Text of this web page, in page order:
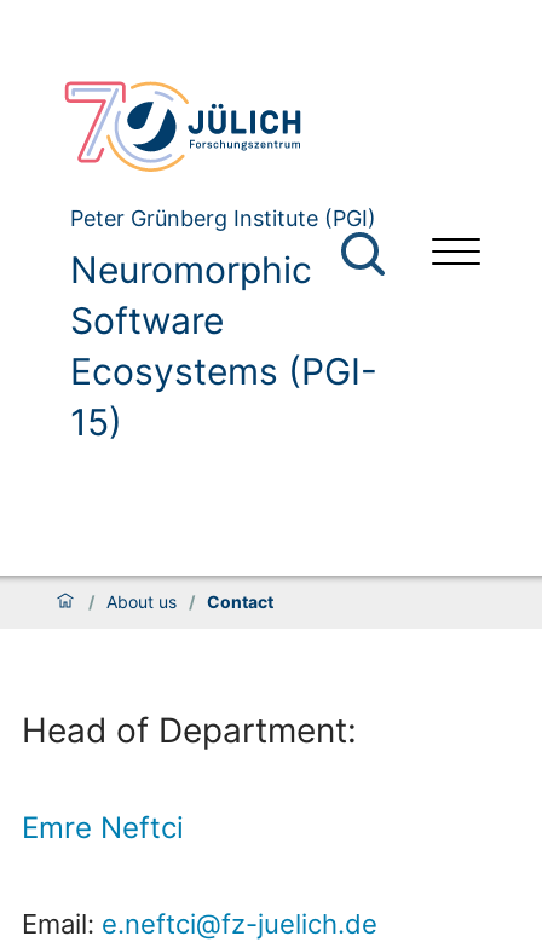
Peter Grünberg Institute (PGI)
Neuromorphic
Software
Ecosystems (PGI-
15)
/ About us / Contact
Head of Department:
Emre Neftci
Email: e.neftci@fz-juelich.de